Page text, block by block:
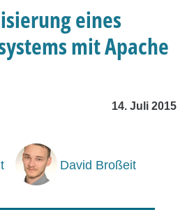
eines
mit Apache
14. Juli 2015
David Broßeit